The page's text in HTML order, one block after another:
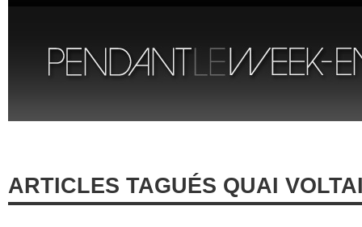
ARTICLES TAGUÉS QUAI